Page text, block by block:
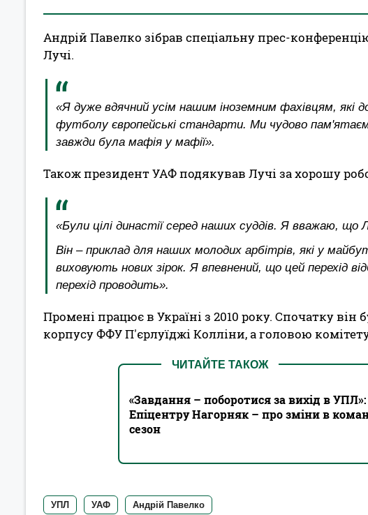
Андрій Павелко зібрав спеціальну прес-
Лучі.
«Я дуже вдячний усім нашим іноземним фахівцям, які
футболу європейські стандарти. Ми чудово
завжди була мафія у мафії».
Також президент УАФ подякував Лучі за хорошу
«Були цілі династії серед наших суддів. Я вважаю, що
Він – приклад для наших молодих арбітрів, які у
виховують нових зірок. Я впевнений, що цей перехід
перехід проводить».
Промені працює в Україні з 2010 року. Спочатку
корпусу ФФУ П'єрлуїджі Колліни, а головою комітету
ЧИТАЙТЕ ТАКОЖ
«Завдання – поборотися за вихід в
Епіцентру Нагорняк – про зміни в
сезон
УПЛ УАФ Андрій Павелко